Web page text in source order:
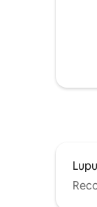
visites
forma
un